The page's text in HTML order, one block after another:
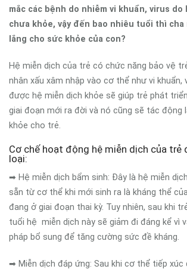
mắc các bệnh do nhiễm vi khuẩn, virus do
chưa khỏe, vậy đến bao nhiêu tuổi thì
lắng cho sức khỏe của con?
Hệ miễn dịch của trẻ có chức năng bảo vệ
nhân xấu xâm nhập vào cơ thể như vi khuẩn,
được hệ miễn dịch khỏe sẽ giúp trẻ phát
giai đoạn mới ra đời và nó cũng sẽ tác động
khỏe cho trẻ.
Cơ chế hoạt động hệ miễn dịch của trẻ
loại:
➡ Hệ miễn dịch bẩm sinh: Đây là hệ miễn
sẵn từ cơ thể khi mới sinh ra là kháng thể
đang ở giai đoạn thai kỳ. Tuy nhiên, sau khi
tuổi hệ miễn dịch này sẽ giảm đi đáng kể vì
pháp bổ sung để tăng cường sức đề kháng.
➡ Miễn dịch đáp ứng: Sau khi cơ thể tiếp